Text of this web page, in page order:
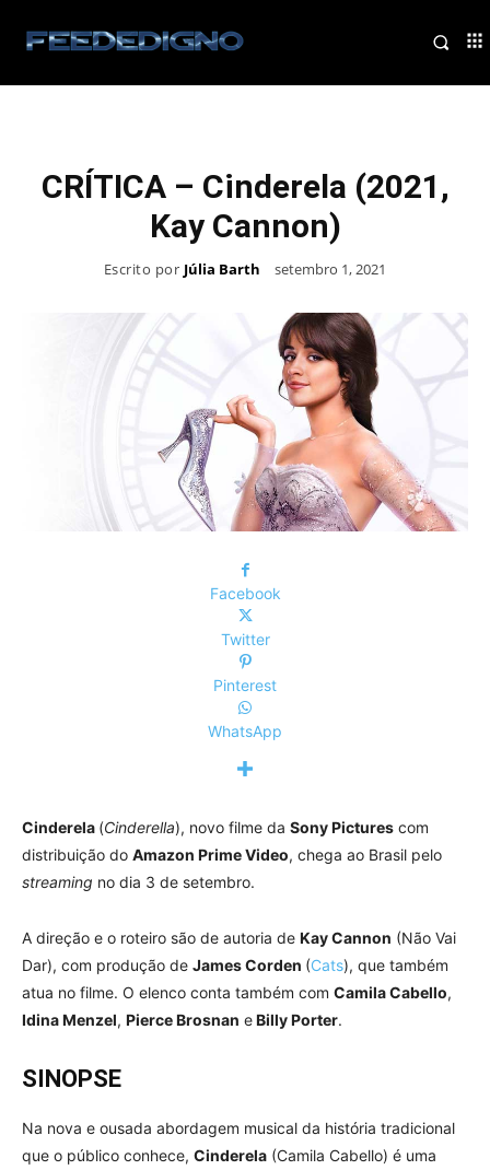
CRÍTICA – Cinderela (2021,
Kay Cannon)
Escrito por Júlia Barth setembro 1, 2021
Facebook
Twitter
Pinterest
WhatsApp
Cinderela (Cinderella), novo filme da Sony Pictures com
distribuição do Amazon Prime Video, chega ao Brasil pelo
streaming no dia 3 de setembro.
A direção e o roteiro são de autoria de Kay Cannon (Não Vai
Dar), com produção de James Corden (Cats), que também
atua no filme. O elenco conta também com Camila Cabello,
Idina Menzel, Pierce Brosnan eBilly Porter.
SINOPSE
Na nova e ousada abordagem musical da história tradicional
que o público conhece, Cinderela (Camila Cabello) é uma